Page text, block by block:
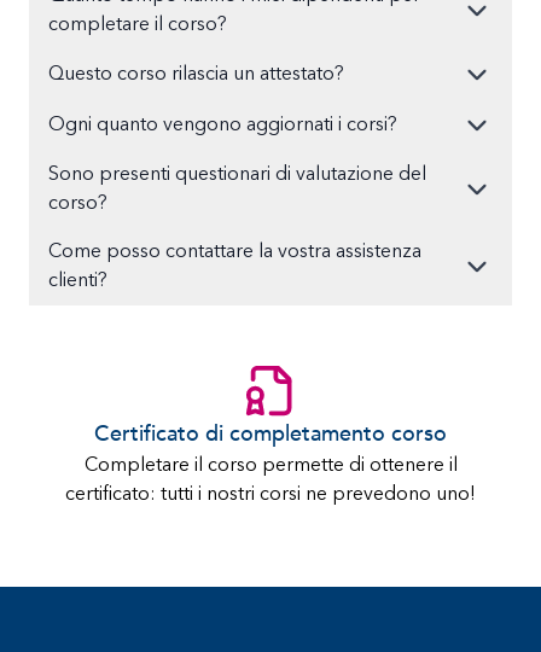
completare il corso?
Questo corso rilascia un attestato?
Ogni quanto vengono aggiornati i corsi?
Sono presenti questionari di valutazione del
corso?
Come posso contattare la vostra assistenza
clienti?
Certificato di completamento corso
Completare il corso permette di ottenere il
certificato: tutti i nostri corsi ne prevedono uno!